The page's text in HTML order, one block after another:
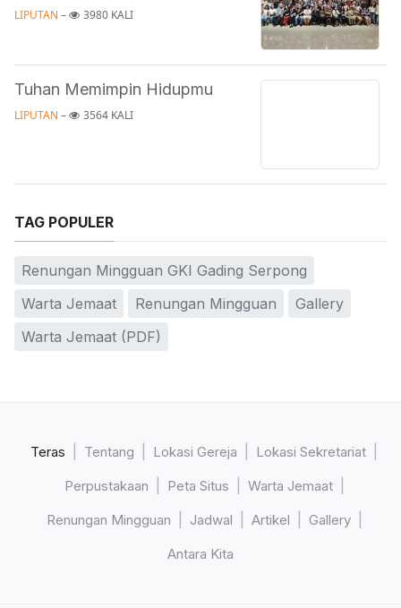
LIPUTAN – 3980 KALI
Tuhan Memimpin Hidupmu
LIPUTAN – 3564 KALI
TAG POPULER
Renungan Mingguan GKI Gading Serpong
Warta Jemaat
Renungan Mingguan
Gallery
Warta Jemaat (PDF)
Teras Tentang Lokasi Gereja
Lokasi Sekretariat
Perpustakaan
Peta Situs
Warta Jemaat
Renungan Mingguan
Jadwal Artikel
Gallery
Antara Kita